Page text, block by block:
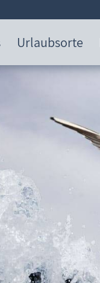
Urlaubsorte